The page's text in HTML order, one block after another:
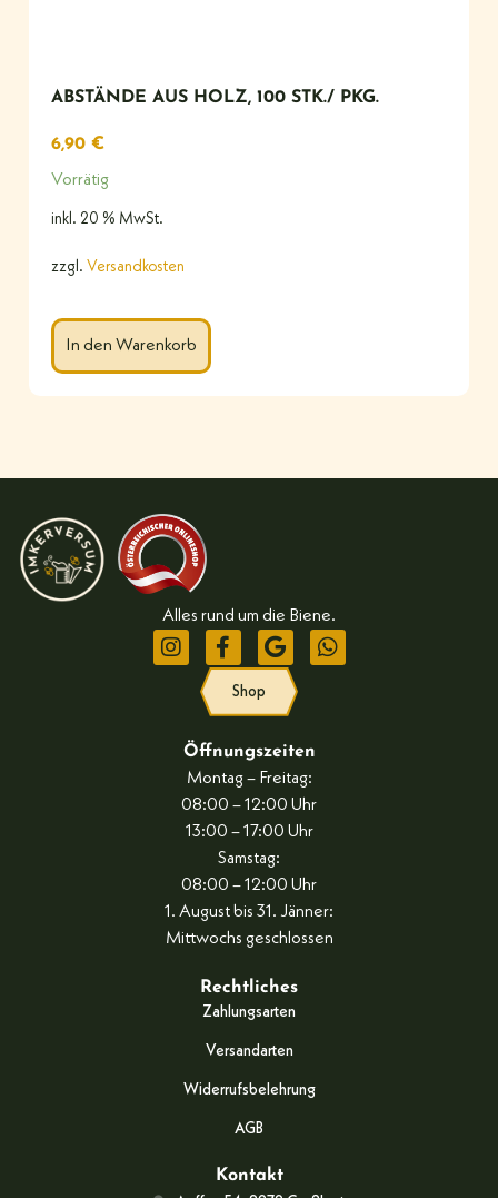
ABSTÄNDE AUS HOLZ, 100 STK./ PKG.
6,90 €
Vorrätig
inkl. 20 % MwSt.
zzgl. Versandkosten
In den Warenkorb
Alles rund um die Biene.
Shop
Öffnungszeiten
Montag – Freitag:
08:00 – 12:00 Uhr
13:00 – 17:00 Uhr
Samstag:
08:00 – 12:00 Uhr
1. August bis 31. Jänner:
Mittwochs geschlossen
Rechtliches
Zahlungsarten
Versandarten
Widerrufsbelehrung
AGB
Kontakt